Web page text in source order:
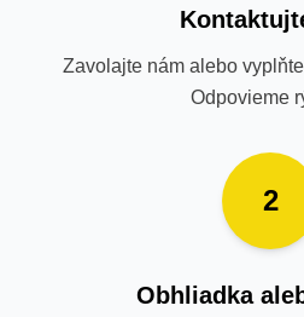
Zavolajte nám alebo
Odpovieme
2
Obhliadka